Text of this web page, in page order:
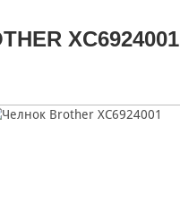
XC6924001